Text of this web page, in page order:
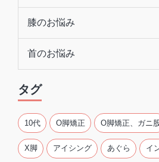
膝のお悩み
首のお悩み
タグ
10代 O脚矯正 O脚矯正、ガニ
X脚 アイシング あぐら イ